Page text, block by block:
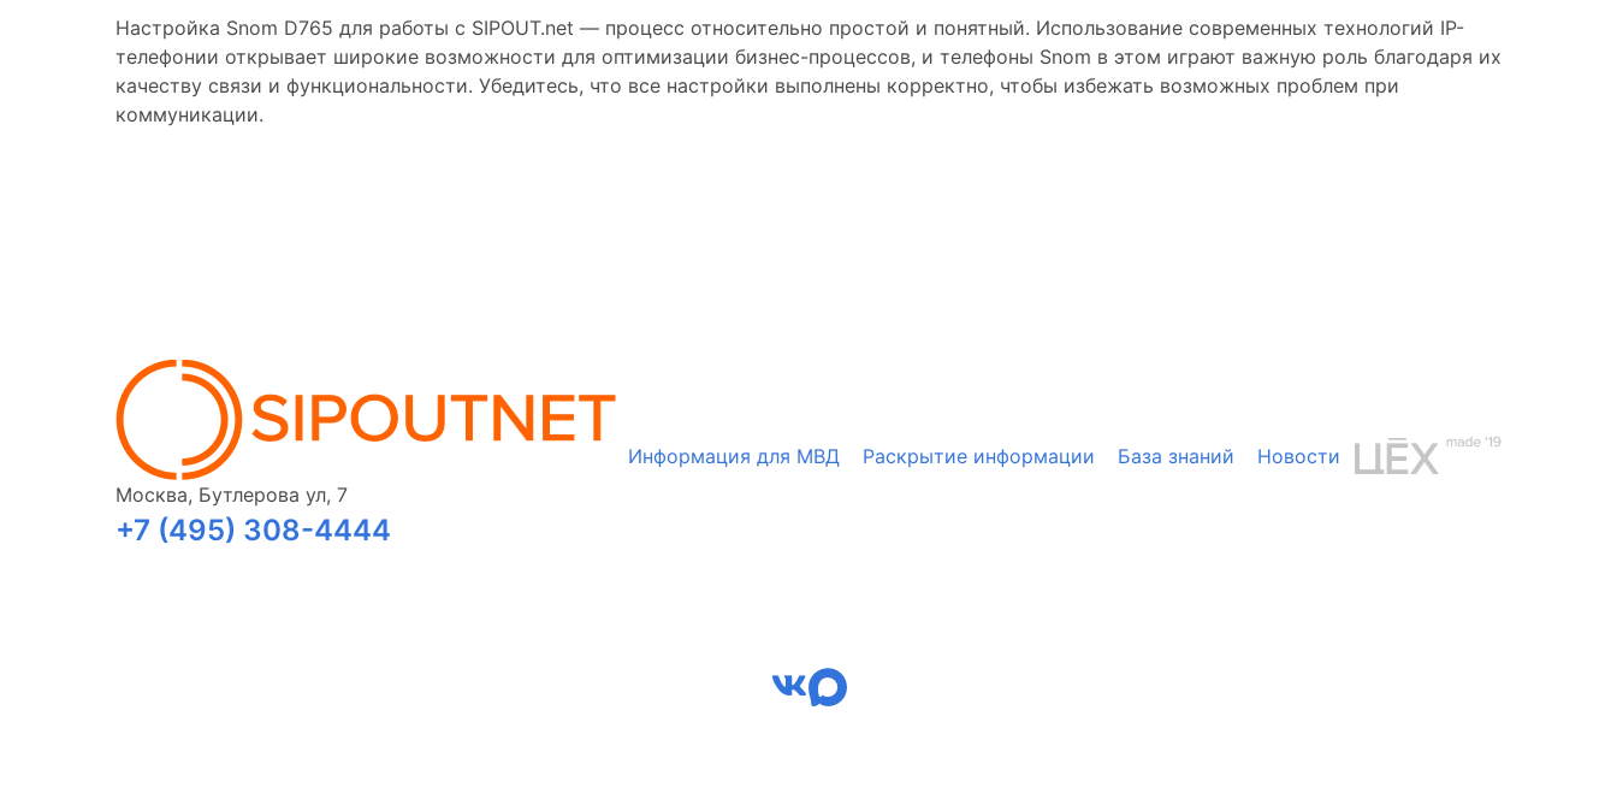
Настройка Snom D765 для работы с SIPOUT.net — процесс относительно простой и понятный. Использование современных технологий IP-
телефонии открывает широкие возможности для оптимизации бизнес-процессов, и телефоны Snom в этом играют важную роль благодаря их
качеству связи и функциональности. Убедитесь, что все настройки выполнены корректно, чтобы избежать возможных проблем при
коммуникации.
Москва, Бутлерова ул, 7
+7 (495) 308-4444
Информация для МВД Раскрытие информации База знаний Новости